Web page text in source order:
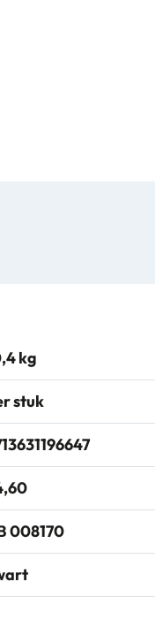
kg
stuk
008170